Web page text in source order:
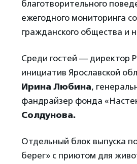
благотворительного
ежегодного мониторинга
гражданского общества и
Среди гостей — директор
инициатив Ярославской
Ирина Любина,
фандрайзер фонда
Солдунова.
Отдельный блок выпуска
берег» с приютом для